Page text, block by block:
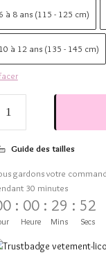
6 à 8 ans (115 - 125 cm)
10 à 12 ans (135 - 145 cm)
Guide des tailles
gardons votre
30 minutes
: 00
Heure
: 29
Mins
: 51
Secs